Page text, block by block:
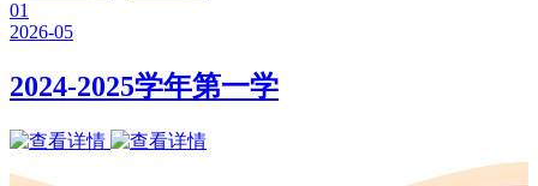
01
2026-05
2024-2025学年第一学